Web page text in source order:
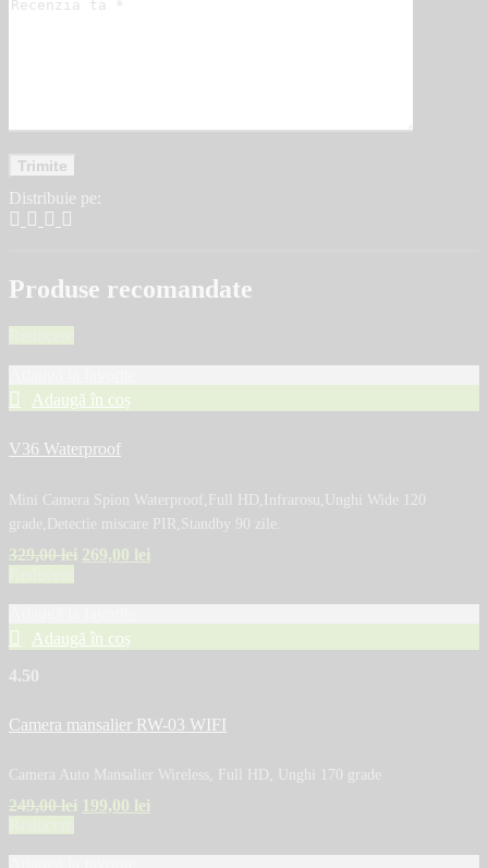
Distribuie pe:
Produse recomandate
Adaugă în coș
V36 Waterproof
Mini Camera Spion Waterproof,Full HD,Infrarosu,Unghi Wide 120
grade,Detectie miscare PIR,Standby 90 zile.
329,00lei 269,00 lei
Adaugă în coș
4.50
Camera mansalier RW-03 WIFI
Camera Auto Mansalier Wireless, Full HD, Unghi 170 grade
249,00lei 199,00 lei